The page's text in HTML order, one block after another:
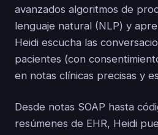
avanzados algoritmos de
lenguaje natural (NLP) y
Heidi escucha las
pacientes (con
en notas clínicas precisas y
Desde notas SOAP hasta
resúmenes de EHR, Heidi